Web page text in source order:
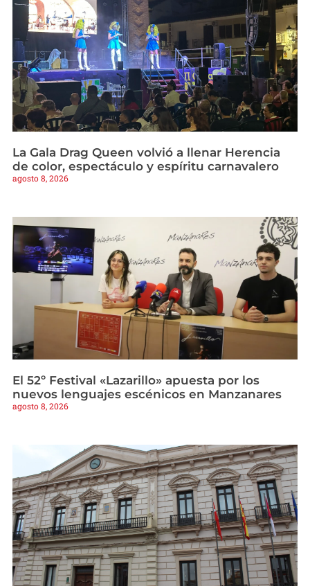
La Gala Drag Queen volvió a llenar Herencia
de color, espectáculo y espíritu carnavalero
agosto 8, 2026
El 52º Festival «Lazarillo» apuesta por los
nuevos lenguajes escénicos en Manzanares
agosto 8, 2026